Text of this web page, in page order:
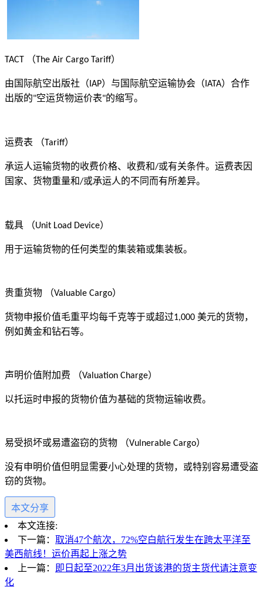
TACT （The Air Cargo Tariff）
由国际航空出版社（IAP）与国际航空运输协会（IATA）合作
出版的"空运货物运价表"的缩写。
运费表 （Tariff）
承运人运输货物的收费价格、收费和/或有关条件。运费表因
国家、货物重量和/或承运人的不同而有所差异。
载具 （Unit Load Device）
用于运输货物的任何类型的集装箱或集装板。
贵重货物 （Valuable Cargo）
货物申报价值毛重平均每千克等于或超过1,000 美元的货物，
例如黄金和钻石等。
声明价值附加费 （Valuation Charge）
以托运时申报的货物价值为基础的货物运输收费。
易受损坏或易遭盗窃的货物 （Vulnerable Cargo）
没有申明价值但明显需要小心处理的货物，或特别容易遭受盗
窃的货物。
本文分享
本文连接:
下一篇： 取消47个航次，72%空白航行发生在跨太平洋至
美西航线！运价再起上涨之势
上一篇： 即日起至2022年3月出货该港的货主货代请注意变
化